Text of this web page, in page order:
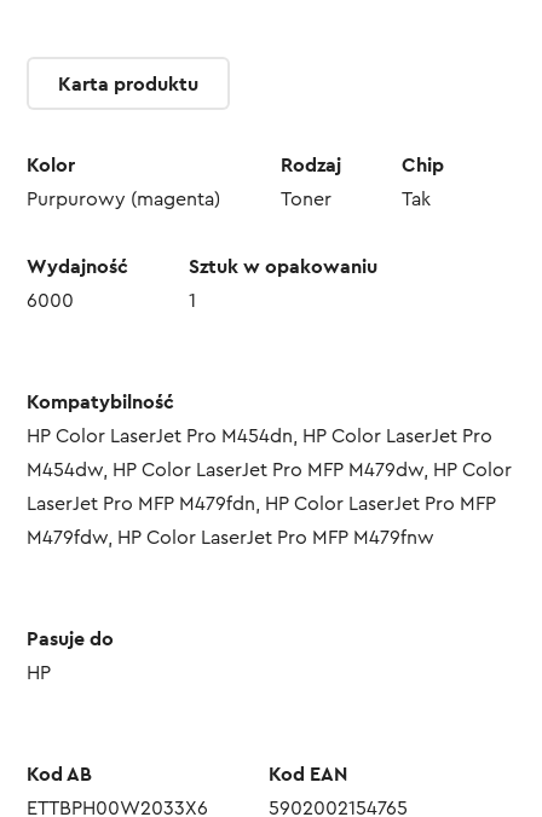
Karta produktu
Kolor
Purpurowy (magenta)
Rodzaj
Toner
Chip
Tak
Wydajność
6000
Sztuk w opakowaniu
1
Kompatybilność
HP Color LaserJet Pro M454dn, HP Color LaserJet Pro
M454dw, HP Color LaserJet Pro MFP M479dw, HP Color
LaserJet Pro MFP M479fdn, HP Color LaserJet Pro MFP
M479fdw, HP Color LaserJet Pro MFP M479fnw
Pasuje do
HP
Kod AB
ETTBPH00W2033X6
Kod EAN
5902002154765